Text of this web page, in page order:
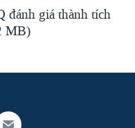
đánh giá thành tích
MB)